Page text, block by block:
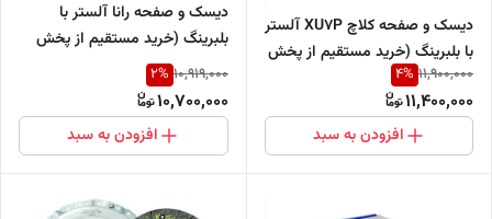
دیسک و صفحه کلاچ XU7P آلستر
با بلبرینگ (خرید مستقیم از پخش
کننده)
11,900,000
4%
11,400,000
افزودن به سبد
دیسک و صفحه رانا آلستر با
بلبرینگ (خرید مستقیم از پخش
کننده)
10,919,000
2%
10,700,000
افزودن به سبد